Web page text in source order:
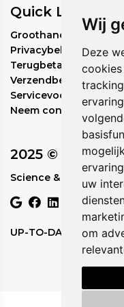
Wij
Deze
cookies
uw
om
Quick Links
Groothandel
Privacybeleid
Terugbetalingsbeleid
Verzendbeleid
Servicevoorwaarden
Neem contact met ons
2025 © Circadia
Science & Nature in
UP-TO-DATE